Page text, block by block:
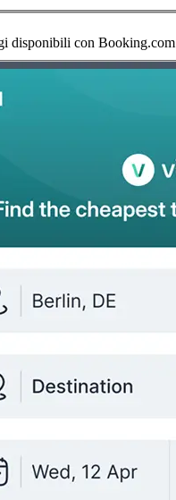
disponibili con Booking.com